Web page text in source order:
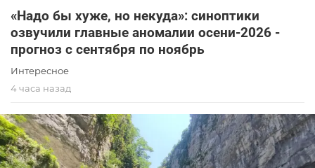
«Надо бы хуже, но некуда»: синоптики
озвучили главные аномалии осени-2026 -
прогноз с сентября по ноябрь
Интересное
4 часа назад